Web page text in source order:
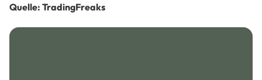
Quelle: TradingFreaks